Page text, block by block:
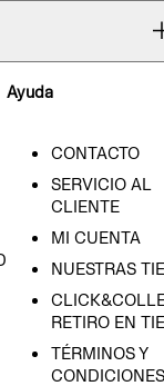
Ayuda
CONTACTO
SERVICIO AL
CLIENTE
MI CUENTA
NUESTRAS
RETIRO EN
TÉRMINOS Y
CONDICIONES